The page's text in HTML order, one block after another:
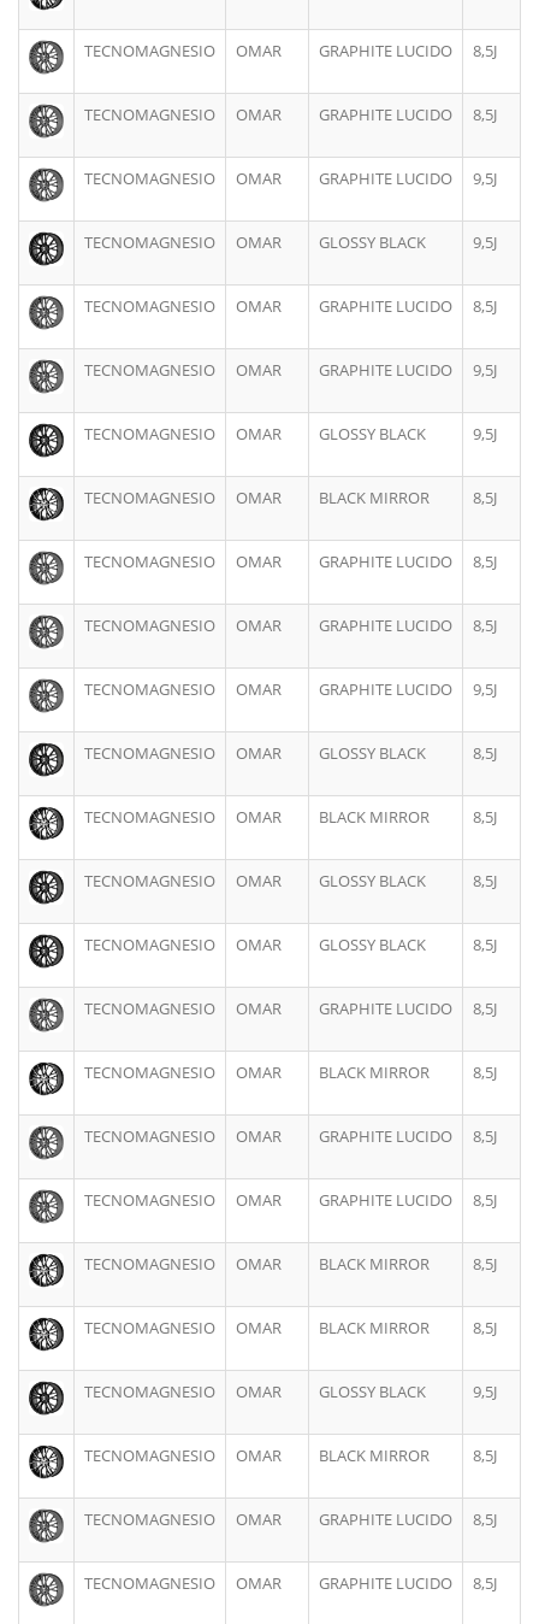
TECNOMAGNESIO OMAR GRAPHITE LUCIDO 8,5J
TECNOMAGNESIO OMAR GRAPHITE LUCIDO 8,5J
TECNOMAGNESIO OMAR GRAPHITE LUCIDO 9,5J
TECNOMAGNESIO OMAR GLOSSY BLACK 9,5J
TECNOMAGNESIO OMAR GRAPHITE LUCIDO 8,5J
TECNOMAGNESIO OMAR GRAPHITE LUCIDO 9,5J
TECNOMAGNESIO OMAR GLOSSY BLACK 9,5J
TECNOMAGNESIO OMAR BLACK MIRROR 8,5J
TECNOMAGNESIO OMAR GRAPHITE LUCIDO 8,5J
TECNOMAGNESIO OMAR GRAPHITE LUCIDO 8,5J
TECNOMAGNESIO OMAR GRAPHITE LUCIDO 9,5J
TECNOMAGNESIO OMAR GLOSSY BLACK 8,5J
TECNOMAGNESIO OMAR BLACK MIRROR 8,5J
TECNOMAGNESIO OMAR GLOSSY BLACK 8,5J
TECNOMAGNESIO OMAR GLOSSY BLACK 8,5J
TECNOMAGNESIO OMAR GRAPHITE LUCIDO 8,5J
TECNOMAGNESIO OMAR BLACK MIRROR 8,5J
TECNOMAGNESIO OMAR GRAPHITE LUCIDO 8,5J
TECNOMAGNESIO OMAR GRAPHITE LUCIDO 8,5J
TECNOMAGNESIO OMAR BLACK MIRROR 8,5J
TECNOMAGNESIO OMAR BLACK MIRROR 8,5J
TECNOMAGNESIO OMAR GLOSSY BLACK 9,5J
TECNOMAGNESIO OMAR BLACK MIRROR 8,5J
TECNOMAGNESIO OMAR GRAPHITE LUCIDO 8,5J
TECNOMAGNESIO OMAR GRAPHITE LUCIDO 8,5J